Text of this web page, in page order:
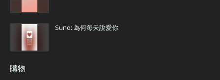
Suno: 為何每天說愛你
購物